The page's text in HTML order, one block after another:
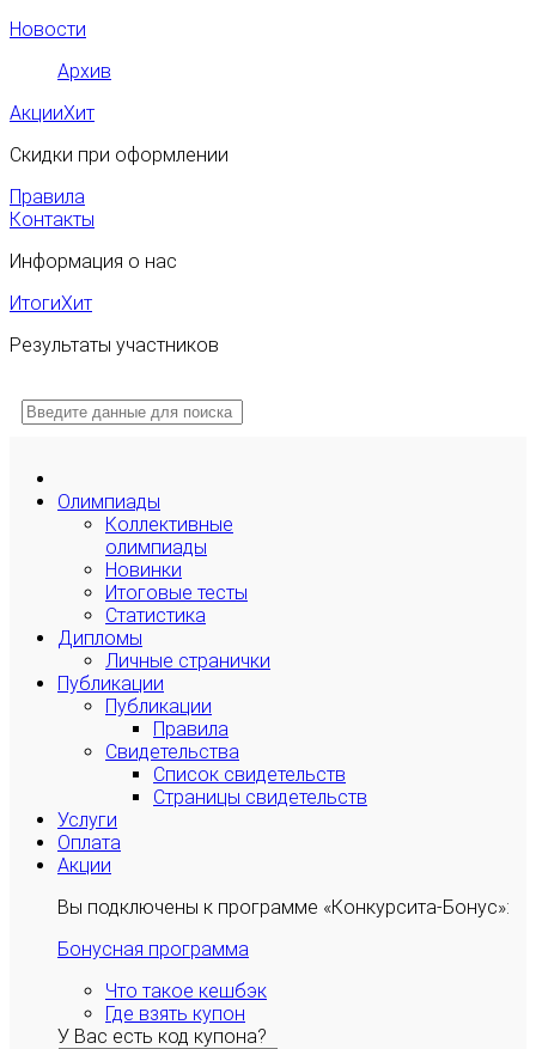
Новости
Архив
АкцииХит
Скидки при оформлении
Правила
Контакты
Информация о нас
ИтогиХит
Результаты участников
Олимпиады
Коллективные
олимпиады
Новинки
Итоговые тесты
Статистика
Дипломы
Личные странички
Публикации
Публикации
Правила
Свидетельства
Список свидетельств
Страницы свидетельств
Услуги
Оплата
Акции
Вы подключены к программе «Конкурсита-Бонус»:
Бонусная программа
Что такое кешбэк
Где взять купон
У Вас есть код купона?